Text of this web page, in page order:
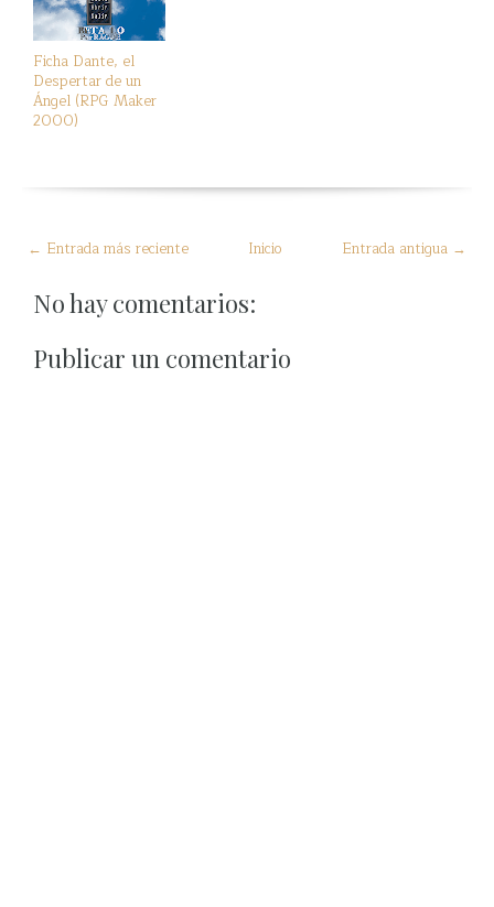
Ficha Dante, el
Despertar de un
Ángel (RPG Maker
2000)
← Entrada más reciente Entrada antigua →
Inicio
No hay comentarios:
Publicar un comentario